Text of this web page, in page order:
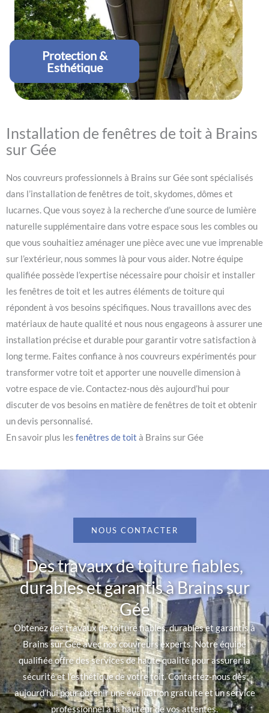
Protection &
Esthétique
Installation de fenêtres de toit à Brains
sur Gée
Nos couvreurs professionnels à Brains sur Gée sont spécialisés
dans l’installation de fenêtres de toit, skydomes, dômes et
lucarnes. Que vous soyez à la recherche d’une source de lumière
naturelle supplémentaire dans votre espace sous les combles ou
que vous souhaitiez aménager une pièce avec une vue imprenable
sur l’extérieur, nous sommes là pour vous aider. Notre équipe
qualifiée possède l’expertise nécessaire pour choisir et installer
les fenêtres de toit et les autres éléments de toiture qui
répondent à vos besoins spécifiques. Nous travaillons avec des
matériaux de haute qualité et nous nous engageons à assurer une
installation précise et durable pour garantir votre satisfaction à
long terme. Faites confiance à nos couvreurs expérimentés pour
transformer votre toit et apporter une nouvelle dimension à
votre espace de vie. Contactez-nous dès aujourd’hui pour
discuter de vos besoins en matière de fenêtres de toit et obtenir
un devis personnalisé.
En savoir plus les fenêtres de toit à Brains sur Gée
NOUS CONTACTER
Des travaux de toiture fiables,
durables et garantis à Brains sur
Gée
Obtenez des travaux de toiture fiables, durables et garantis à
Brains sur Gée avec nos couvreurs experts. Notre équipe
qualifiée offre des services de haute qualité pour assurer la
sécurité et l’esthétique de votre toit. Contactez-nous dès
aujourd’hui pour obtenir une évaluation gratuite et un service
professionnel à la hauteur de vos attentes.